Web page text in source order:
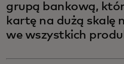
grupą bankową,
kartę na dużą skalę
we wszystkich